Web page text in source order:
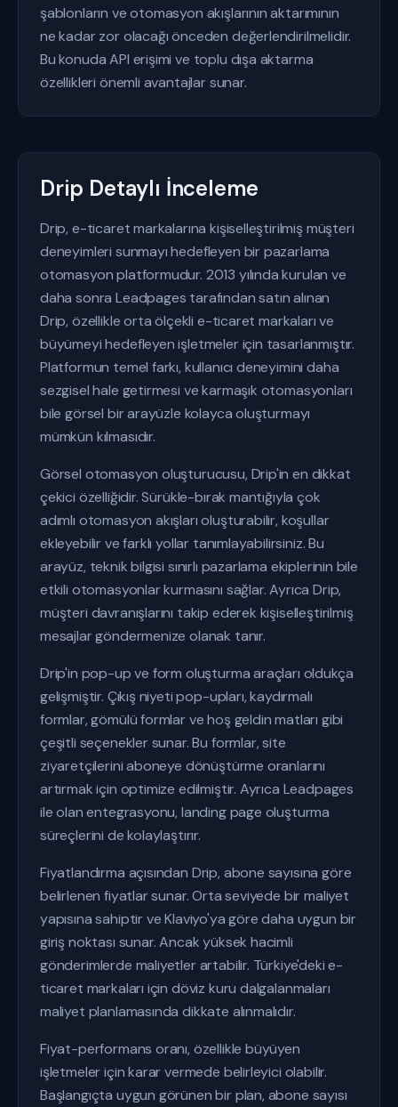
şablonların ve otomasyon akışlarının aktarımının
ne kadar zor olacağı önceden değerlendirilmelidir.
Bu konuda API erişimi ve toplu dışa aktarma
özellikleri önemli avantajlar sunar.
Drip Detaylı İnceleme
Drip, e-ticaret markalarına kişiselleştirilmiş müşteri
deneyimleri sunmayı hedefleyen bir pazarlama
otomasyon platformudur. 2013 yılında kurulan ve
daha sonra Leadpages tarafından satın alınan
Drip, özellikle orta ölçekli e-ticaret markaları ve
büyümeyi hedefleyen işletmeler için tasarlanmıştır.
Platformun temel farkı, kullanıcı deneyimini daha
sezgisel hale getirmesi ve karmaşık otomasyonları
bile görsel bir arayüzle kolayca oluşturmayı
mümkün kılmasıdır.
Görsel otomasyon oluşturucusu, Drip'in en dikkat
çekici özelliğidir. Sürükle-bırak mantığıyla çok
adımlı otomasyon akışları oluşturabilir, koşullar
ekleyebilir ve farklı yollar tanımlayabilirsiniz. Bu
arayüz, teknik bilgisi sınırlı pazarlama ekiplerinin bile
etkili otomasyonlar kurmasını sağlar. Ayrıca Drip,
müşteri davranışlarını takip ederek kişiselleştirilmiş
mesajlar göndermenize olanak tanır.
Drip'in pop-up ve form oluşturma araçları oldukça
gelişmiştir. Çıkış niyeti pop-upları, kaydırmalı
formlar, gömülü formlar ve hoş geldin matları gibi
çeşitli seçenekler sunar. Bu formlar, site
ziyaretçilerini aboneye dönüştürme oranlarını
artırmak için optimize edilmiştir. Ayrıca Leadpages
ile olan entegrasyonu, landing page oluşturma
süreçlerini de kolaylaştırır.
Fiyatlandırma açısından Drip, abone sayısına göre
belirlenen fiyatlar sunar. Orta seviyede bir maliyet
yapısına sahiptir ve Klaviyo'ya göre daha uygun bir
giriş noktası sunar. Ancak yüksek hacimli
gönderimlerde maliyetler artabilir. Türkiye'deki e-
ticaret markaları için döviz kuru dalgalanmaları
maliyet planlamasında dikkate alınmalıdır.
Fiyat-performans oranı, özellikle büyüyen
işletmeler için karar vermede belirleyici olabilir.
Başlangıçta uygun görünen bir plan, abone sayısı